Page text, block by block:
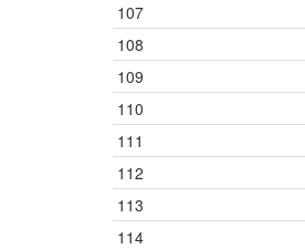
107
108
109
110
111
112
113
114